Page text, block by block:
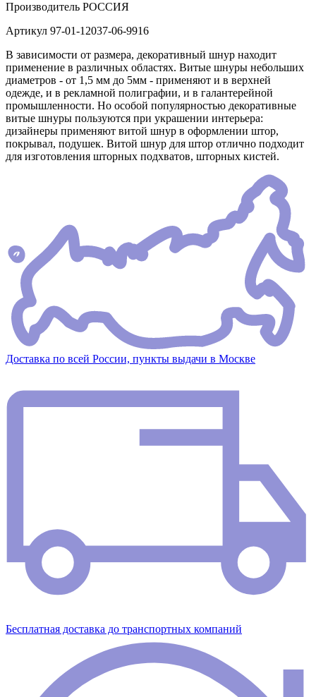
Производитель РОССИЯ
Артикул 97-01-12037-06-9916
В зависимости от размера, декоративный шнур находит
применение в различных областях. Витые шнуры небольших
диаметров - от 1,5 мм до 5мм - применяют и в верхней
одежде, и в рекламной полиграфии, и в галантерейной
промышленности. Но особой популярностью декоративные
витые шнуры пользуются при украшении интерьера:
дизайнеры применяют витой шнур в оформлении штор,
покрывал, подушек. Витой шнур для штор отлично подходит
для изготовления шторных подхватов, шторных кистей.
Доставка по всей России, пункты выдачи в Москве
Бесплатная доставка до транспортных компаний